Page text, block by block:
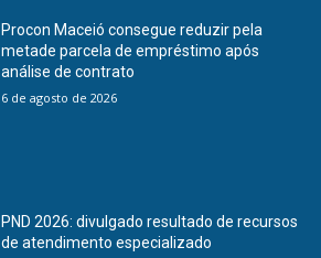
Procon Maceió consegue reduzir pela
metade parcela de empréstimo após
análise de contrato
6 de agosto de 2026
PND 2026: divulgado resultado de recursos
de atendimento especializado